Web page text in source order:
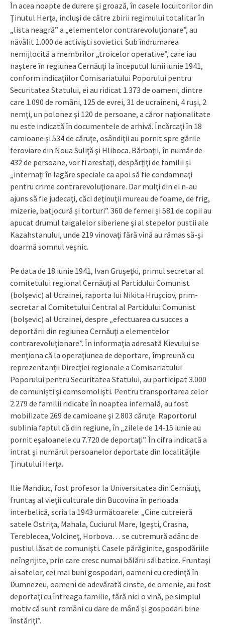
În acea noapte de durere şi groază, în casele locuitorilor din
Ţinutul Herţa, incluşi de către zbirii regimului totalitar în
„lista neagră” a „elementelor contrarevoluţionare”, au
năvălit 1.000 de activişti sovietici. Sub îndrumarea
nemijlocită a membrilor „troicelor operative”, care iau
naştere în regiunea Cernăuţi la începutul lunii iunie 1941,
conform indicaţiilor Comisariatului Poporului pentru
Securitatea Statului, ei au ridicat 1.373 de oameni, dintre
care 1.090 de români, 125 de evrei, 31 de ucraineni, 4 ruşi, 2
nemţi, un polonez şi 120 de persoane, a căror naţionalitate
nu este indicată în documentele de arhivă. Încărcaţi în 18
camioane şi 534 de căruţe, osândiţii au pornit spre gările
feroviare din Noua Suliţă şi Hliboca. Bărbaţii, în număr de
432 de persoane, vor fi arestaţi, despărţiţi de familii şi
„internaţi în lagăre speciale ca apoi să fie condamnaţi
pentru crime contrarevoluţionare. Dar mulţi din ei n-au
ajuns să fie judecaţi, căci deţinuţii mureau de foame, de frig,
mizerie, batjocură şi torturi”. 360 de femei şi 581 de copii au
apucat drumul taigalelor siberiene şi al stepelor pustii ale
Kazahstanului, unde 219 vinovaţi fără vină au rămas să-şi
doarmă somnul veşnic.
Pe data de 18 iunie 1941, Ivan Gruşeţki, primul secretar al
comitetului regional Cernăuţi al Partidului Comunist
(bolşevic) al Ucrainei, raporta lui Nikita Hruşciov, prim-
secretar al Comitetului Central al Partidului Comunist
(bolşevic) al Ucrainei, despre „efectuarea cu succes a
deportării din regiunea Cernăuţi a elementelor
contrarevoluţionare”. În informaţia adresată Kievului se
menţiona că la operaţiunea de deportare, împreună cu
reprezentanţii Direcţiei regionale a Comisariatului
Poporului pentru Securitatea Statului, au participat 3.000
de comunişti şi comsomolişti. Pentru transportarea celor
2.279 de familii ridicate în noaptea infernală, au fost
mobilizate 269 de camioane şi 2.803 căruţe. Raportorul
sublinia faptul că din regiune, în „zilele de 14-15 iunie au
pornit eşaloanele cu 7.720 de deportaţi”. În cifra indicată a
intrat şi numărul persoanelor deportate din localităţile
Ţinutului Herţa.
Ilie Mandiuc, fost profesor la Universitatea din Cernăuţi,
fruntaş al vieţii culturale din Bucovina în perioada
interbelică, scria la 1943 următoarele: „Cine cutreieră
satele Ostriţa, Mahala, Cuciurul Mare, Igeşti, Crasna,
Tereblecea, Volcineţ, Horbova… se cutremură adânc de
pustiul lăsat de comunişti. Casele părăginite, gospodăriile
neîngrijite, prin care cresc numai bălării sălbatice. Fruntaşi
ai satelor, cei mai buni gospodari, oameni cu credinţă în
Dumnezeu, oameni de adevărată cinste, de omenie, au fost
deportaţi cu întreaga familie, fără nici o vină, pe simplul
motiv că sunt români cu dare de mână şi gospodari bine
înstăriţi”.